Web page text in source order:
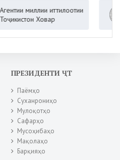
миллии иттилоотии
Ховар
ПРЕЗИДЕНТИ ҶТ
Паёмҳо
Суханрониҳо
Мулоқотҳо
Сафарҳо
Мусоҳибаҳо
Мақолаҳо
Барқияҳо